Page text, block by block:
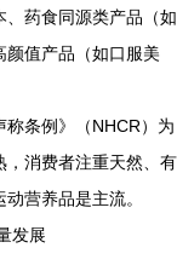
药食同源类产品（如
颜值产品（如口服美
称条例》（NHCR）为
，消费者注重天然、有
营养品是主流。
发展